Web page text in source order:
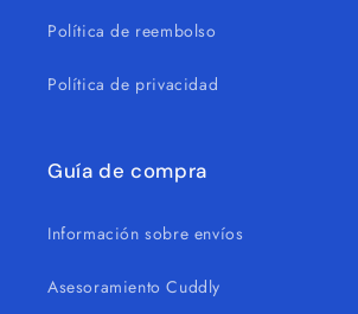
Política de reembolso
Política de privacidad
Guía de compra
Información sobre envíos
Asesoramiento Cuddly